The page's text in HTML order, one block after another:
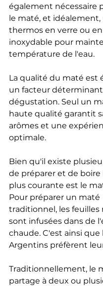
également nécessaire
le maté, et idéalement,
thermos en verre ou
inoxydable pour
température de l'eau.
La qualité du maté est
un facteur déterminant
dégustation. Seul un
haute qualité garantit
arômes et une
optimale.
Bien qu'il existe
de préparer et de boire
plus courante est le
Pour préparer un maté
traditionnel, les feuilles
sont infusées dans de
chaude. C'est ainsi que
Argentins préfèrent
Traditionnellement, le
partage à deux ou